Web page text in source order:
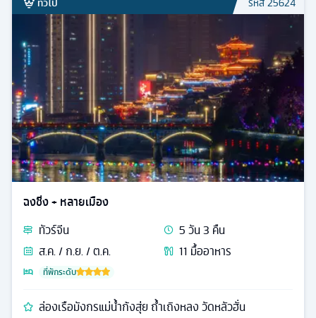
ฉงชิ่ง + หลายเมือง
ทัวร์จีน 5วัน3 คืน
ส.ค. / ก.ย. / ต.ค.
11 มื้ออาหาร
ที่พักระดับ
ล่องเรือมังกรแม่น้ำก้งสุ่ย ถ้ำเถิงหลง วัดหลัวฮั่น